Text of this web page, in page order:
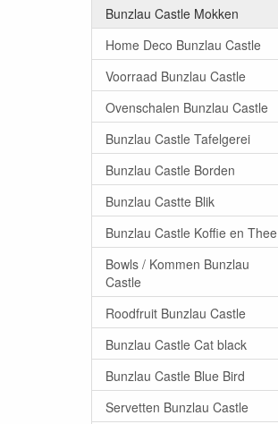
Bunzlau Castle Mokken
Home Deco Bunzlau Castle
Voorraad Bunzlau Castle
Ovenschalen Bunzlau Castle
Bunzlau Castle Tafelgerei
Bunzlau Castle Borden
Bunzlau Castte Blik
Bunzlau Castle Koffie en Thee
Bowls / Kommen Bunzlau
Castle
Roodfruit Bunzlau Castle
Bunzlau Castle Cat black
Bunzlau Castle Blue Bird
Servetten Bunzlau Castle